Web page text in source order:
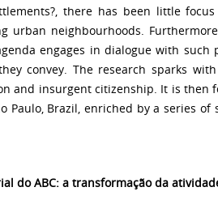
there has been little
urban neighbourhoods.
engages in dialogue with such
convey. The research sparks
and insurgent citizenship. It is then
Paulo, Brazil, enriched by a series of
do ABC: a transformação da